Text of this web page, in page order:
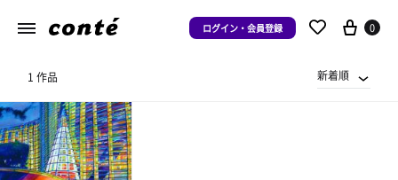
ログイン・会員登録 0
1 作品 新着順